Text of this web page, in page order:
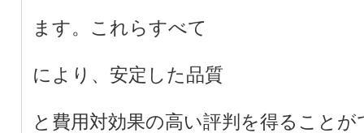
ます。これらすべて
により、安定した品質
と費用対効果の高い評判を得ること